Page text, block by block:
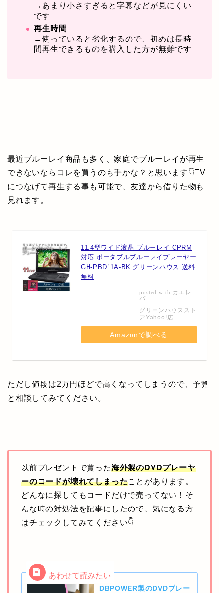
→あまり小さすぎると字幕などが見にくい
です
再生時間
→使っていると劣化するので、初めは長時
間再生できるものを購入した方が無難です
最近ブルーレイ商品も多く、家庭でブルーレイが再生
できないならコレを買うのも手かな？と思います👇TV
につなげて再生する事も可能で、友達から借りた物も
見れます。
11.4型ワイド液晶 ブルーレイ CPRM
対応 ポータブルブルーレイプレーヤー
GH-PBD11A-BK グリーンハウス 送料
無料
posted with カエレ
バ
グリーンハウススト
アYahoo!店
Amazonで調べる
ただし値段は2万円ほどで高くなってしまうので、予算
と相談してみてください。
以前プレゼントで貰った海外製のDVDプレーヤ
ーのコードが壊れてしまったことがあります。
どんなに探してもコードだけで売ってない！そ
んな時の対処法を記事にしたので、気になる方
はチェックしてみてください👇
DBPOWER製のDVDプレー